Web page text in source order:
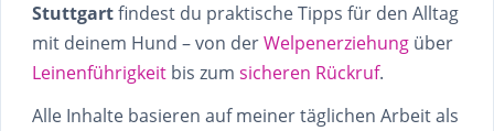
Stuttgartfindest du praktische Tipps für den Alltag
mit deinem Hund – von derWelpenerziehung über
Leinenführigkeit bis zum sicheren Rückruf.
Alle Inhalte basieren auf meiner täglichen Arbeit als